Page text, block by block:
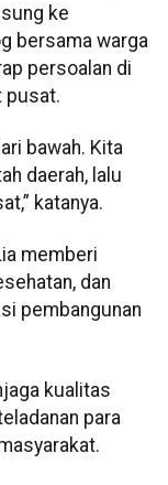
ke
bersama warga
persoalan di
pusat.
bawah. Kita
daerah, lalu
katanya.
memberi
dan
pembangunan
kualitas
para